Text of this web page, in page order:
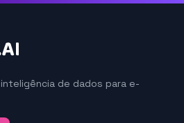
de dados para e-